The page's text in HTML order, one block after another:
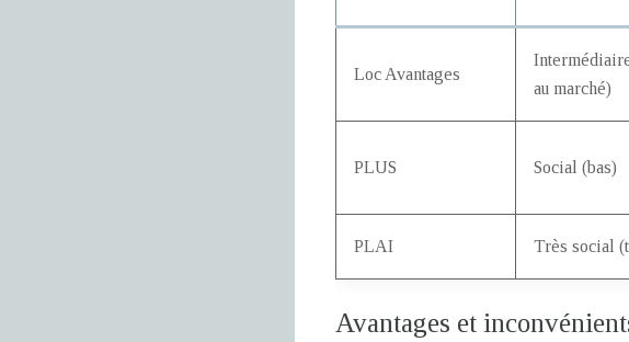
Loc Avantages
au marché)
PLUS Social (bas)
PLAI Très social
Avantages et